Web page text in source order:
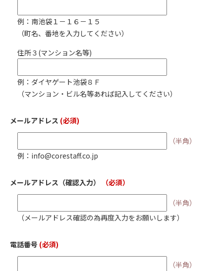
例：南池袋１－１６－１５
（町名、番地を入力してください）
住所３(マンション名等)
例：ダイヤゲート池袋８Ｆ
（マンション・ビル名等あれば記入してください）
メールアドレス (必須)
（半角）
例：info@corestaff.co.jp
メールアドレス （確認入力） （必須）
（半角）
（メールアドレス確認の為再度入力をお願いします）
電話番号 (必須)
（半角）